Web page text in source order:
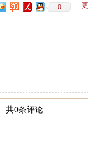
0
共0条评论